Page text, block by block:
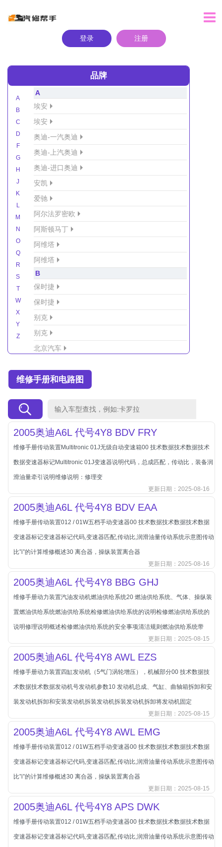
登录 注册
品牌
A
B
C
D
F
G
H
J
K
L
M
N
O
Q
R
S
T
W
X
Y
Z
A
埃安
埃安
奥迪-一汽奥迪
奥迪-上汽奥迪
奥迪-进口奥迪
安凯
爱驰
阿尔法罗密欧
阿斯顿马丁
阿维塔
阿维塔
B
保时捷
保时捷
别克
别克
北京汽车
北京越野车
北汽制造
奔腾
奔腾
奔驰
宝沃
宝骏
宝骏
宾利
本田
本田-广州本田
本田-海外本田
标致
标致
标致-进口
比亚迪
比亚迪
比亚迪-海外版
比亚迪商用车
比速
C
传祺
创维
维修手册和电路图
2005奥迪A6L 代号4Y8 BDV FRY
维修手册传动装置Multitronic 01J无级自动变速箱00 技术数据技术数据技术
数据变速器标记Multitronic 01J变速器说明代码，总成匹配，传动比，装备润
滑油量牵引说明维修说明：修理变
更新日期：2025-08-16
2005奥迪A6L 代号4Y8 BDV EAA
维修手册传动装置012 / 01W五档手动变速器00 技术数据技术数据技术数据
变速器标记变速器标记代码,变速器匹配,传动比,润滑油量传动系统示意图传动
比”i”的计算维修概述30 离合器，操纵装置离合器
更新日期：2025-08-16
2005奥迪A6L 代号4Y8 BBG GHJ
维修手册动力装置汽油发动机燃油供给系统20 燃油供给系统、气体、操纵装
置燃油供给系统燃油供给系统检修燃油供给系统的说明检修燃油供给系统的
说明修理说明概述检修燃油供给系统的安全事项清洁规则燃油供给系统带
更新日期：2025-08-15
2005奥迪A6L 代号4Y8 AWL EZS
维修手册动力装置四缸发动机（5气门涡轮增压），机械部分00 技术数据技
术数据技术数据发动机号发动机参数10 发动机总成、气缸、曲轴箱拆卸和安
装发动机拆卸和安装发动机拆装发动机拆装发动机拆卸将发动机固定
更新日期：2025-08-15
2005奥迪A6L 代号4Y8 AWL EMG
维修手册传动装置012 / 01W五档手动变速器00 技术数据技术数据技术数据
变速器标记变速器标记代码,变速器匹配,传动比,润滑油量传动系统示意图传动
比”i”的计算维修概述30 离合器，操纵装置离合器
更新日期：2025-08-15
2005奥迪A6L 代号4Y8 APS DWK
维修手册传动装置012 / 01W五档手动变速器00 技术数据技术数据技术数据
变速器标记变速器标记代码,变速器匹配,传动比,润滑油量传动系统示意图传动